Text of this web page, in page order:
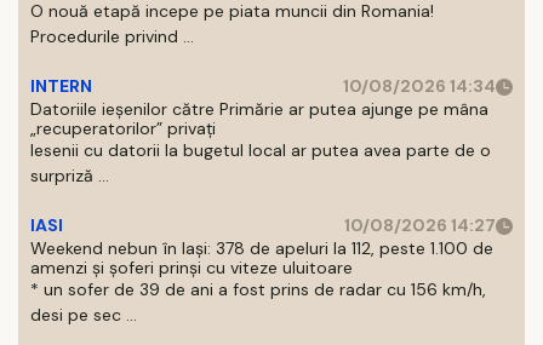
O nouă etapă incepe pe piata muncii din Romania!
Procedurile privind ...
INTERN
10/08/2026 14:34
Datoriile ieșenilor către Primărie ar putea ajunge pe mâna
„recuperatorilor” privați
Iesenii cu datorii la bugetul local ar putea avea parte de o
surpriză ...
IASI
10/08/2026 14:27
Weekend nebun în Iași: 378 de apeluri la 112, peste 1.100 de
amenzi și șoferi prinși cu viteze uluitoare
* un sofer de 39 de ani a fost prins de radar cu 156 km/h,
desi pe sec ...